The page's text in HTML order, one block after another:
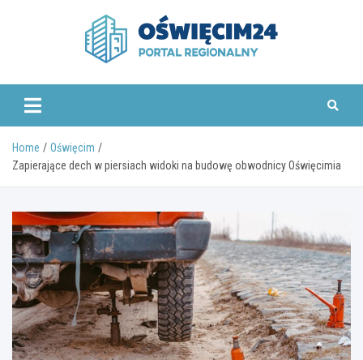
www.oswiecim24.pl
Home
Oświęcim
Zapierające dech w piersiach widoki na budowę obwodnicy Oświęcimia